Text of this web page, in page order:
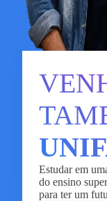
Estudar em
do ensino
para ter um